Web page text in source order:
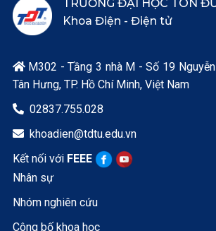
TRƯỜNG ĐẠI HỌC TÔN
Khoa Điện - Điện tử
M302 - Tầng 3 nhà M - Số 19
Tân Hưng, TP. Hồ Chí Minh, Việt Nam
 02837.755.028
 khoadien@tdtu.edu.vn
Kết nối với FEEE
Nhân sự
Nhóm nghiên cứu
Công bố khoa học